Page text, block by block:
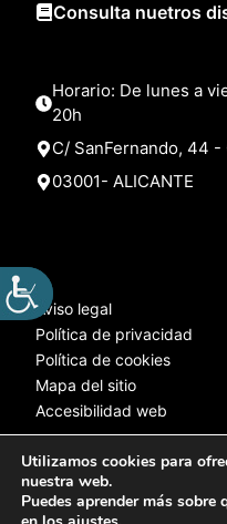
Consulta nuetros
Horario: De lunes a
20h
C/ SanFernando, 44 -
03001- ALICANTE
Aviso legal
Política de privacidad
Política de cookies
Mapa del sitio
Accesibilidad web
© 2025 Web desarrollada por
Utilizamos cookies para
nuestra web.
Puedes aprender más